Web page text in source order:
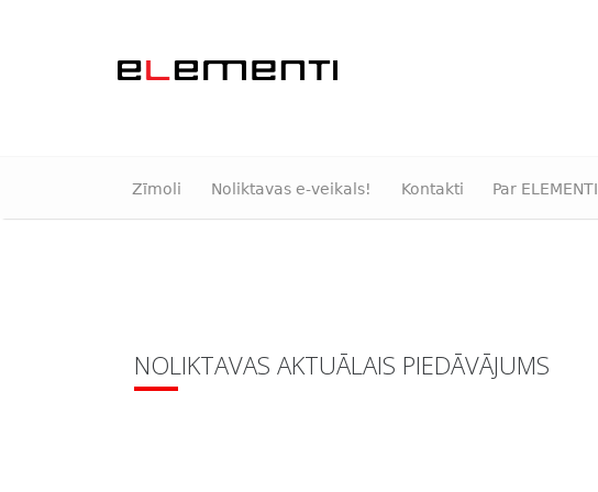
Zīmoli Noliktavas e-veikals! Kontakti Par ELEMENTI
NOLIKTAVAS AKTUĀLAIS PIEDĀVĀJUMS